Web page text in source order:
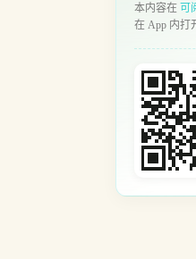
本内容在 可
在 App 内打